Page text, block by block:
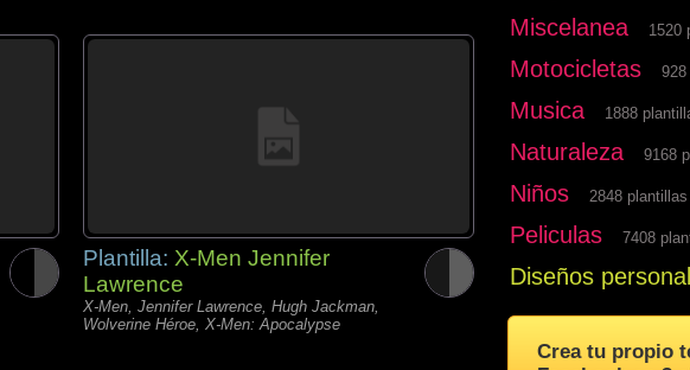
Plantilla: X-Men Jennifer
Lawrence
X-Men, Jennifer Lawrence, Hugh Jackman,
Wolverine Héroe, X-Men: Apocalypse
Miscelanea 1520
Motocicletas 928
Musica 1888
Naturaleza 9168
Niños 2848 plantillas
Peliculas 7408
Diseños
Crea tu propio